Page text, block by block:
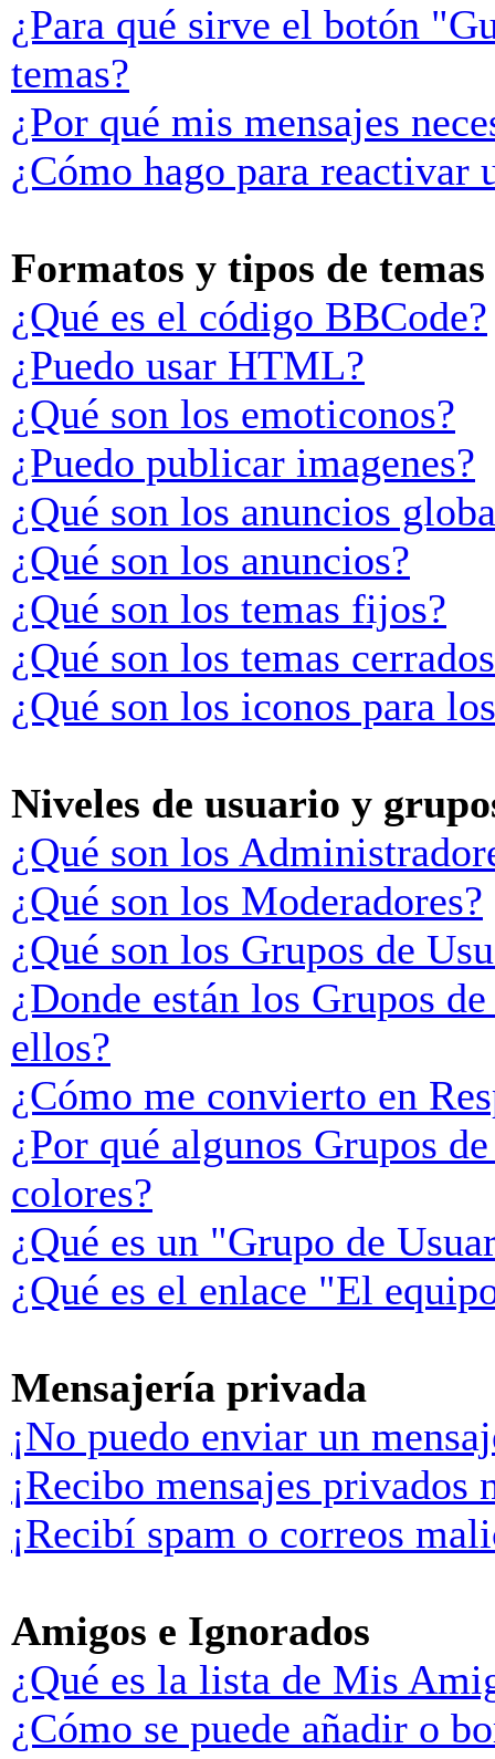
¿Para qué sirve el botón
temas?
¿Por qué mis mensajes
¿Cómo hago para reactivar
Formatos y tipos de temas
¿Qué es el código BBCode?
¿Puedo usar HTML?
¿Qué son los emoticonos?
¿Puedo publicar imagenes?
¿Qué son los anuncios
¿Qué son los anuncios?
¿Qué son los temas fijos?
¿Qué son los temas
¿Qué son los iconos para
Niveles de usuario y
¿Qué son los
¿Qué son los Moderadores?
¿Qué son los Grupos de
¿Donde están los Grupos
ellos?
¿Cómo me convierto en
¿Por qué algunos Grupos
colores?
¿Qué es un "Grupo de
¿Qué es el enlace "El
Mensajería privada
¡No puedo enviar un
¡Recibo mensajes privados
¡Recibí spam o correos
Amigos e Ignorados
¿Qué es la lista de Mis
¿Cómo se puede añadir o